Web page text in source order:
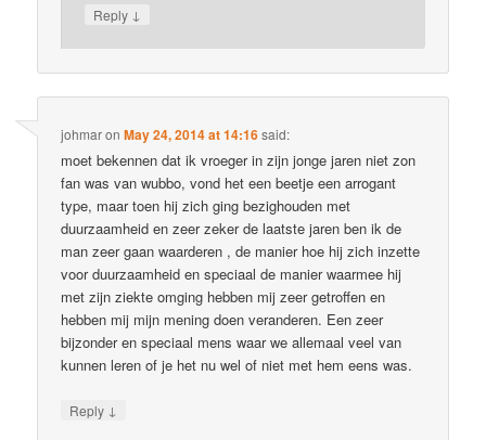
Reply ↓
johmaronMay 24, 2014 at 14:16said:
moet bekennen dat ik vroeger in zijn jonge jaren niet zon
fan was van wubbo, vond het een beetje een arrogant
type, maar toen hij zich ging bezighouden met
duurzaamheid en zeer zeker de laatste jaren ben ik de
man zeer gaan waarderen , de manier hoe hij zich inzette
voor duurzaamheid en speciaal de manier waarmee hij
met zijn ziekte omging hebben mij zeer getroffen en
hebben mij mijn mening doen veranderen. Een zeer
bijzonder en speciaal mens waar we allemaal veel van
kunnen leren of je het nu wel of niet met hem eens was.
Reply ↓